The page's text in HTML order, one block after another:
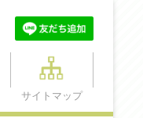
サイトマップ